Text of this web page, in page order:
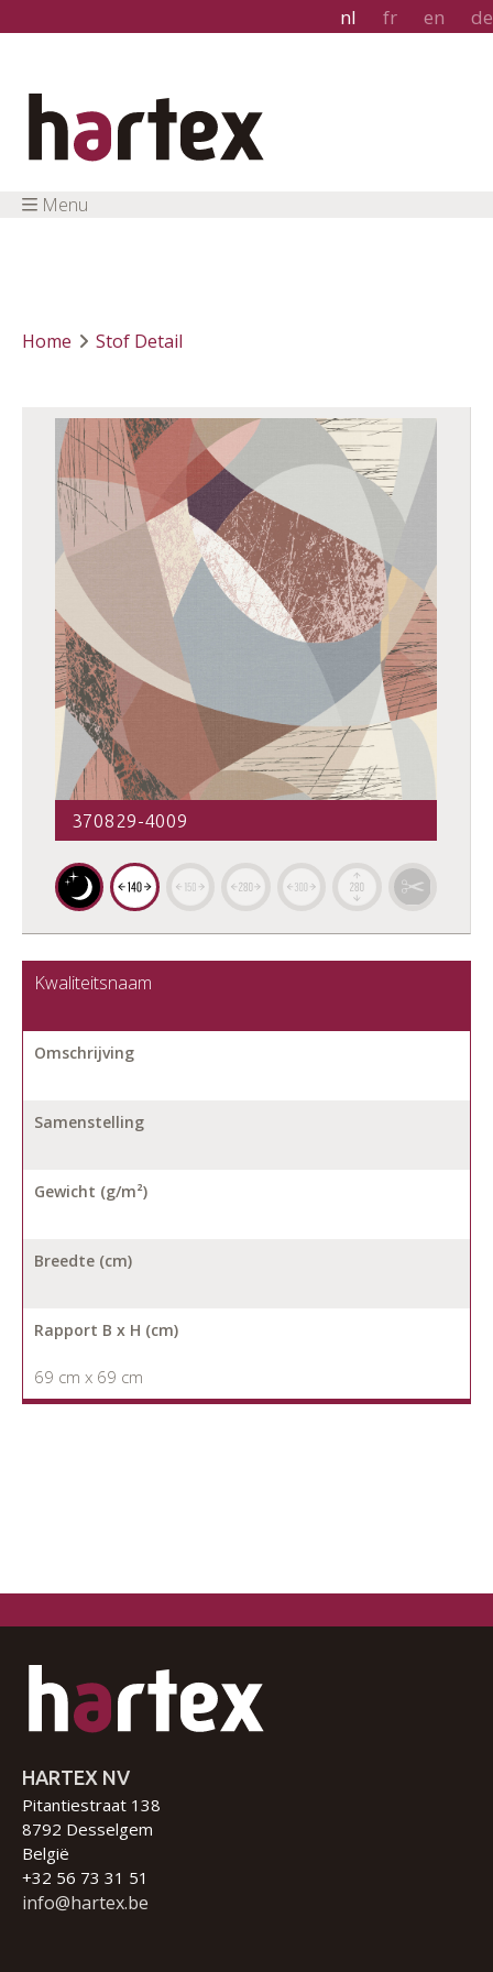
nl fr en de
Menu
Home Stof Detail
370829-4009
Kwaliteitsnaam
Omschrijving
Samenstelling
Gewicht (g/m²)
Breedte (cm)
Rapport B x H (cm)
69 cm x 69 cm
HARTEX NV
Pitantiestraat 138
8792 Desselgem
België
+32 56 73 31 51
info@hartex.be